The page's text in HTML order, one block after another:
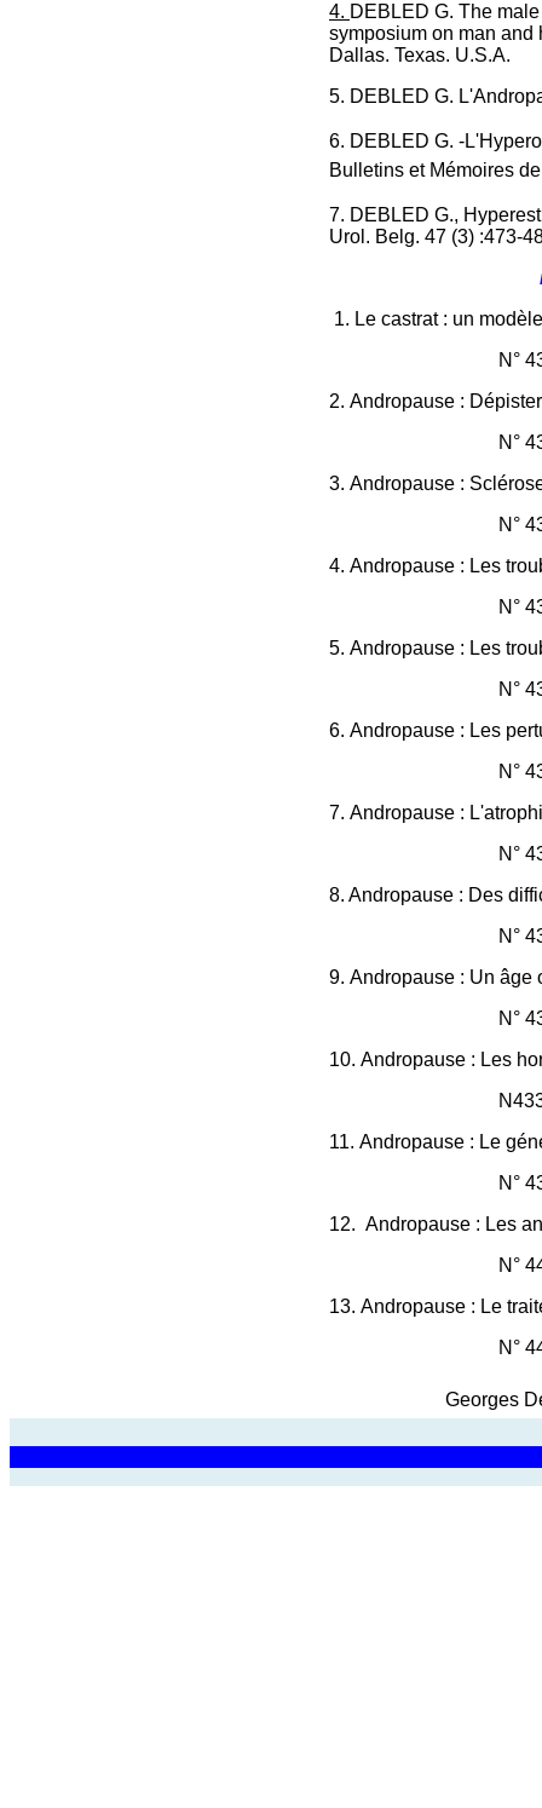
4. DEBLED G. The
symposium on man and
Dallas. Texas. U.S.A.
5. DEBLED G.
6. DEBLED G. -
Bulletins et Mémoires
7. DEBLED G.,
Urol. Belg. 47 (3) :473-
1. Le castrat : un
N°
2. Andropause :
N°
3. Andropause :
N°
4. Andropause : Les
N°
5. Andropause : Les
N°
6. Andropause : Les
N°
7. Andropause :
N°
8. Andropause : Des
N°
9. Andropause : Un âge
N°
10. Andropause : Les
11. Andropause : Le
N°
12. Andropause : Les
N°
13. Andropause : Le
N°
Georges